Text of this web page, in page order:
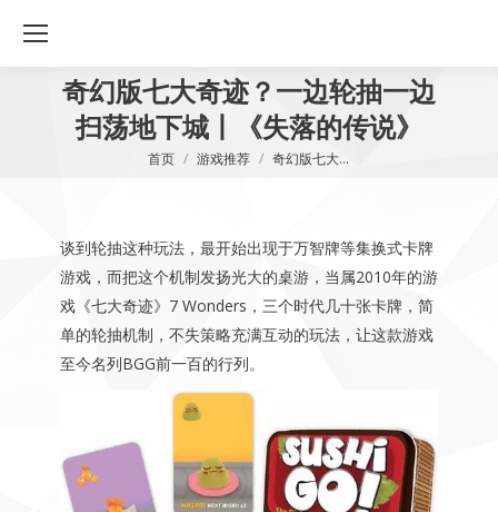
奇幻版七大奇迹？一边轮抽一边
扫荡地下城丨《失落的传说》
您在这里：
首页 游戏推荐 奇幻版七大…
谈到轮抽这种玩法，最开始出现于万智牌等集换式卡牌
游戏，而把这个机制发扬光大的桌游，当属2010年的游
戏《七大奇迹》7 Wonders，三个时代几十张卡牌，简
单的轮抽机制，不失策略充满互动的玩法，让这款游戏
至今名列BGG前一百的行列。